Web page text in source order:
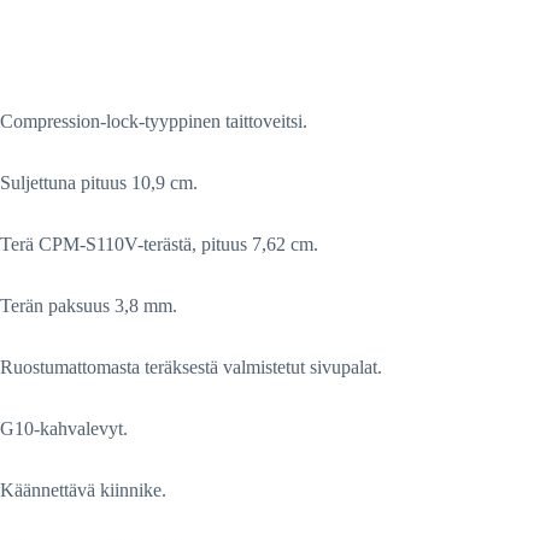
Compression-lock-tyyppinen taittoveitsi.
Suljettuna pituus 10,9 cm.
Terä CPM-S110V-terästä, pituus 7,62 cm.
Terän paksuus 3,8 mm.
Ruostumattomasta teräksestä valmistetut sivupalat.
G10-kahvalevyt.
Käännettävä kiinnike.